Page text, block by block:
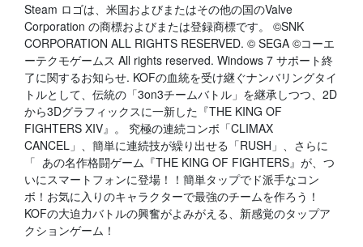
Steam ロゴは、米国およびまたはその他の国のValve
Corporation の商標およびまたは登録商標です。 ©SNK
CORPORATION ALL RIGHTS RESERVED. © SEGA ©コーエ
ーテクモゲームス All rights reserved. Windows 7 サポート終
了に関するお知らせ. KOFの血統を受け継ぐナンバリングタイ
トルとして、伝統の「3on3チームバトル」を継承しつつ、2D
から3Dグラフィックスに一新した『THE KING OF
FIGHTERS XIV』。 究極の連続コンボ「CLIMAX
CANCEL」、簡単に連続技が繰り出せる「RUSH」、さらに
「 あの名作格闘ゲーム『THE KING OF FIGHTERS』が、つ
いにスマートフォンに登場！！簡単タップでド派手なコン
ボ！お気に入りのキャラクターで最強のチームを作ろう！
KOFの大迫力バトルの興奮がよみがえる、新感覚のタップア
クションゲーム！